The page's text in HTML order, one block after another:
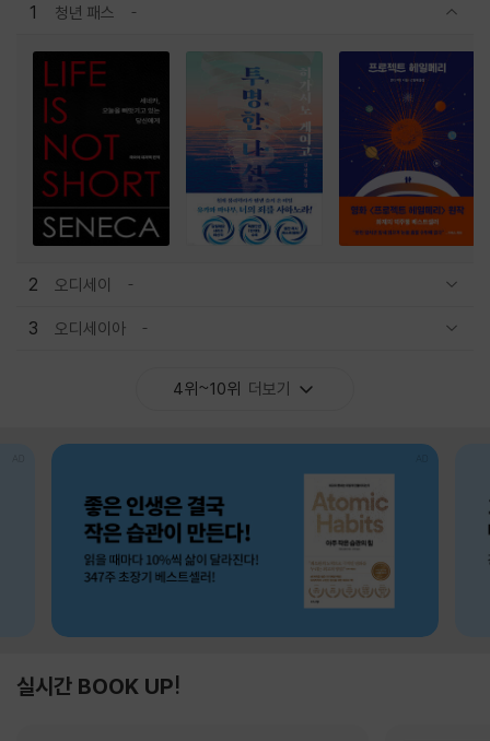
1 청년 패스
2 오디세이
3 오디세이아
4위~10위 더보기
실시간 BOOK UP!